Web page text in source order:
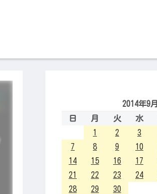
2014年9月
日
月 火 水
1
2 3
7
8 9 10
14
15 16 17
21
22 23 24
28
29 30